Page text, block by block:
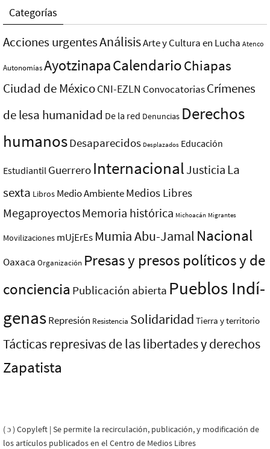
Categorías
Acciones urgentesAnálisisArte y Cultura en Lucha Atenco
AutonomíasAyotzinapaCalendarioChiapas
Ciudad de MéxicoCNI-EZLN ConvocatoriasCrímenes
de lesa humanidad De la red Denuncias Derechos
humanosDesaparecidos Desplazados Educación
Estudiantil Guerrero InternacionalJusticia La
sexta Libros Medio AmbienteMedios Libres
MegaproyectosMemoria histórica Michoacán Migrantes
Movilizaciones mUjErEs Mumia Abu-Jamal Nacional
Oaxaca Organización Presas y presos polí­ticos y de
conciencia Publicación abierta Pueblos Indí­
genasRepresión Resistencia Solidaridad Tierra y territorio
Tácticas represivas de las libertades y derechos
Zapatista
( ɔ ) Copyleft | Se permite la recirculación, publicación, y modificación de
los artículos publicados en el Centro de Medios Libres